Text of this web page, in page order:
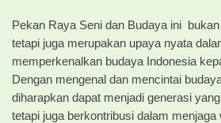
Pekan Raya Seni dan Budaya ini
tetapi juga merupakan upaya nyata
memperkenalkan budaya Indonesia
Dengan mengenal dan mencintai
diharapkan dapat menjadi generasi
tetapi juga berkontribusi dalam menjaga